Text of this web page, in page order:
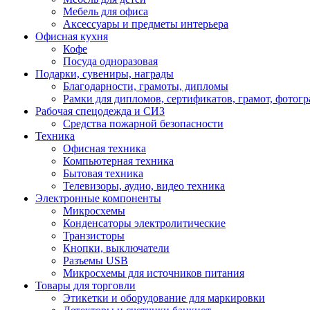
Мебель для офиса
Аксессуары и предметы интерьера
Офисная кухня
Кофе
Посуда одноразовая
Подарки, сувениры, награды
Благодарности, грамоты, дипломы
Рамки для дипломов, сертификатов, грамот,
Рабочая спецодежда и СИЗ
Средства пожарной безопасности
Техника
Офисная техника
Компьютерная техника
Бытовая техника
Телевизоры, аудио, видео техника
Электронные компоненты
Микросхемы
Конденсаторы электролитические
Транзисторы
Кнопки, выключатели
Разъемы USB
Микросхемы для источников питания
Товары для торговли
Этикетки и оборудование для маркировки